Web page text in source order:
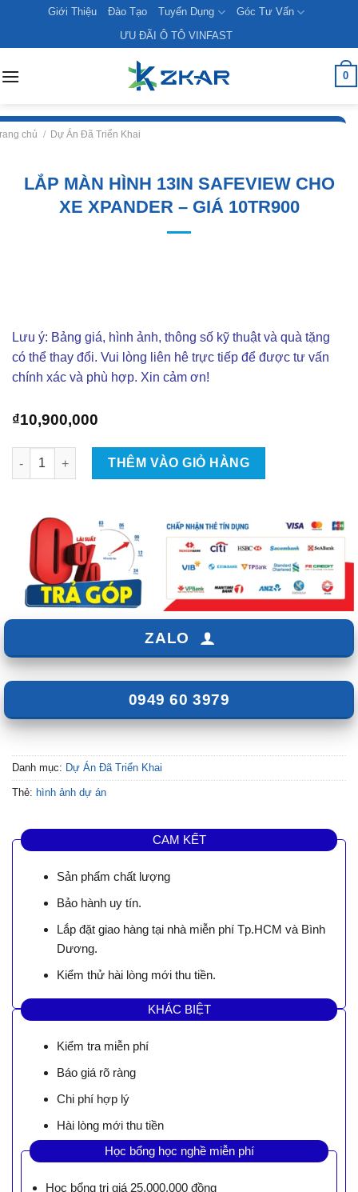
content
Giới Thiệu Đào Tạo Tuyển Dụng
Góc Tư Vấn
ƯU ĐÃI Ô TÔ VINFAST
0
chủ / Dự Án Đã Triển Khai
LẮP MÀN HÌNH 13IN SAFEVIEW CHO
XE XPANDER – GIÁ 10TR900
Lưu ý: Bảng giá, hình ảnh, thông số kỹ thuật và quà tặng
có thể thay đổi. Vui lòng liên hê trực tiếp để được tư vấn
chính xác và phù hợp. Xin cảm ơn!
₫10,900,000
Lắp Màn Hình 13in Safeview Cho Xe Xpander - Giá 10tr900 số
THÊM VÀO GIỎ HÀNG
ZALO
0949 60 3979
Danh mục: Dự Án Đã Triển Khai
Thẻ: hình ảnh dự án
CAM KẾT
Sản phẩm chất lượng
Bảo hành uy tín.
Lắp đặt giao hàng tại nhà miễn phí Tp.HCM và Bình
Dương.
Kiểm thử hài lòng mới thu tiền.
KHÁC BIỆT
Kiểm tra miễn phí
Báo giá rõ ràng
Chi phí hợp lý
Hài lòng mới thu tiền
Học bổng học nghề miễn phí
Học bổng trị giá 25.000.000 đồng